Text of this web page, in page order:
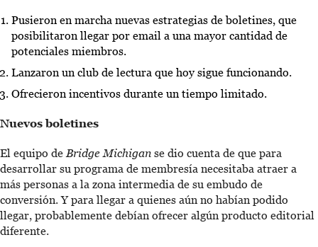
Pusieron en marcha nuevas estrategias de boletines, que
posibilitaron llegar por email a una mayor cantidad de
potenciales miembros.
Lanzaron un club de lectura que hoy sigue funcionando.
Ofrecieron incentivos durante un tiempo limitado.
Nuevos boletines
El equipo deBridge Michigan se dio cuenta de que para
desarrollar su programa de membresía necesitaba atraer a
más personas a la zona intermedia de su embudo de
conversión. Y para llegar a quienes aún no habían podido
llegar, probablemente debían ofrecer algún producto editorial
diferente.